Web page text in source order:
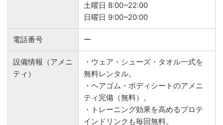
土曜日 8:00~22:00
日曜日 9:00~20:00
電話番号 ー
設備情報（アメニ
ティ）
・ウェア・シューズ・タオル一式を
無料レンタル。
・ヘアゴム・ボディシートのアメニ
ティ完備（無料）。
・トレーニング効果を高めるプロテ
インドリンクも毎回無料。